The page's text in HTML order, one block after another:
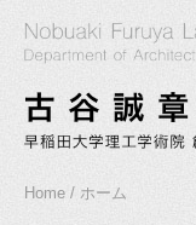
Home / ホーム